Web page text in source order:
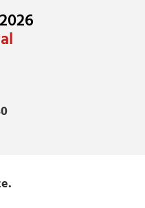
MOVE 2026
FESTIVAL
uur